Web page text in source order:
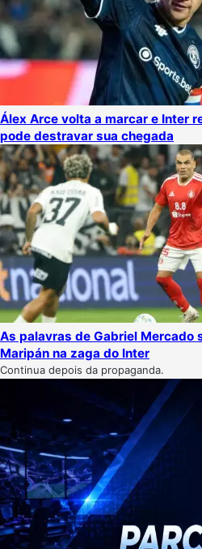
Álex Arce volta a marcar e Inter
pode destravar sua chegada
As palavras de Gabriel Mercado
Maripán na zaga do Inter
Continua depois da propaganda.